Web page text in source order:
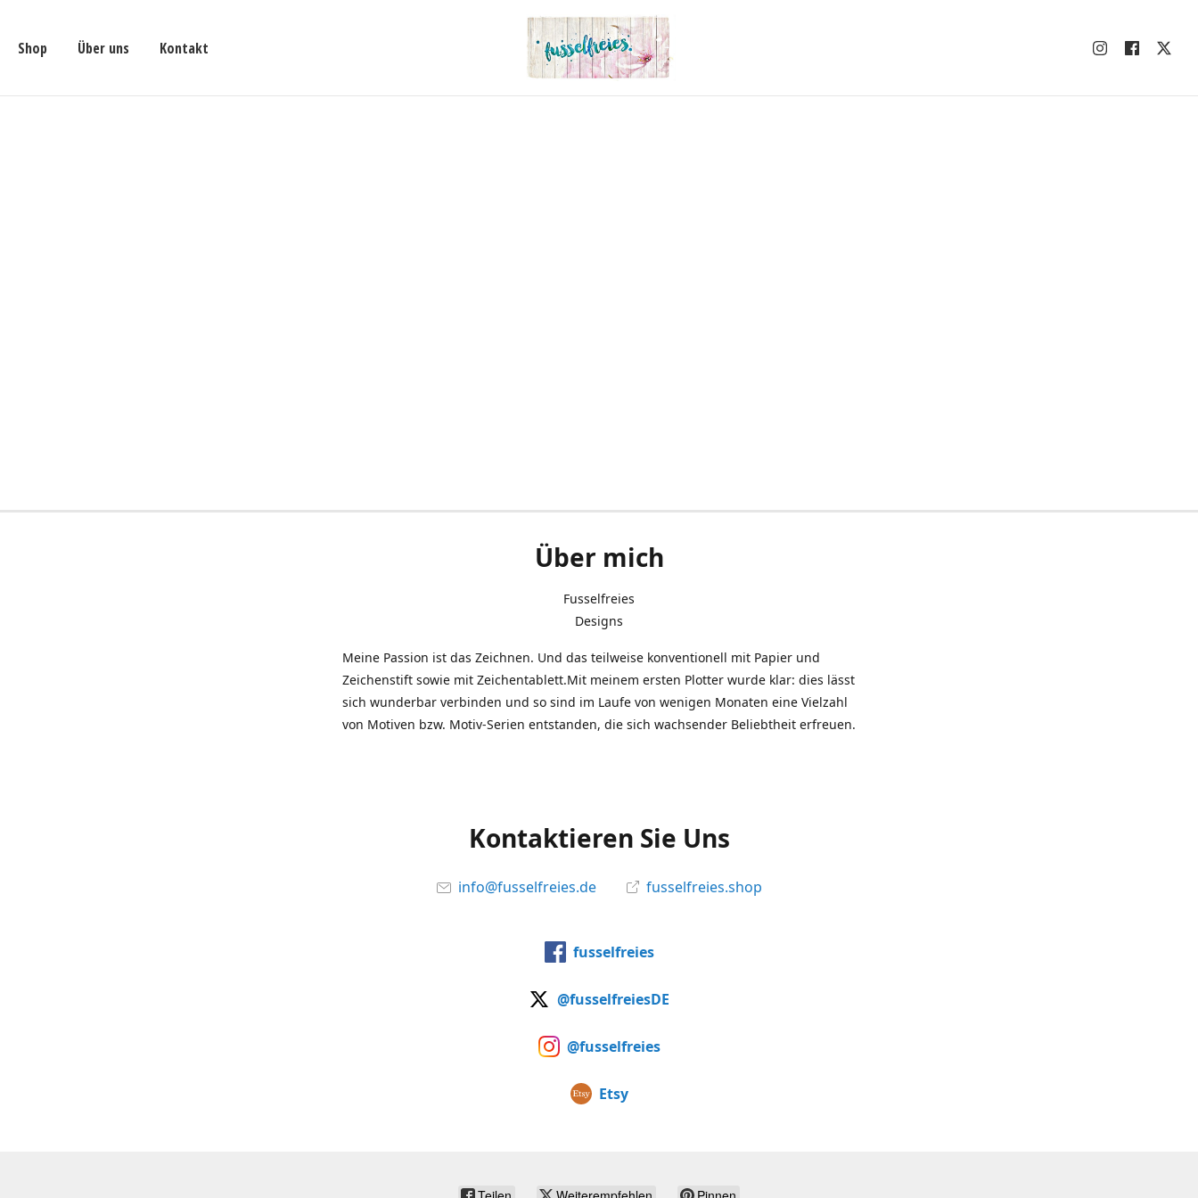
Shop Über uns Kontakt
Über mich
Fusselfreies
Designs
Meine Passion ist das Zeichnen. Und das teilweise konventionell mit Papier und
Zeichenstift sowie mit Zeichentablett.Mit meinem ersten Plotter wurde klar: dies lässt
sich wunderbar verbinden und so sind im Laufe von wenigen Monaten eine Vielzahl
von Motiven bzw. Motiv-Serien entstanden, die sich wachsender Beliebtheit erfreuen.
Kontaktieren Sie Uns
info@fusselfreies.de fusselfreies.shop
fusselfreies
@fusselfreiesDE
@fusselfreies
Etsy